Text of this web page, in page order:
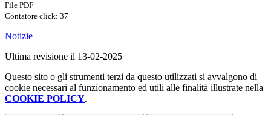
File PDF
Contatore click: 37
Notizie
Ultima revisione il 13-02-2025
Questo sito o gli strumenti terzi da questo utilizzati si avvalgono di
cookie necessari al funzionamento ed utili alle finalità illustrate nella
COOKIE POLICY.